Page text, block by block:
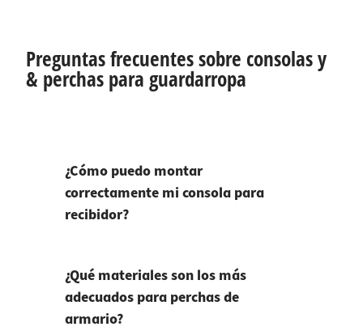
Preguntas frecuentes sobre consolas y
& perchas para guardarropa
¿Cómo puedo montar
correctamente mi consola para
recibidor?
¿Qué materiales son los más
adecuados para perchas de
armario?